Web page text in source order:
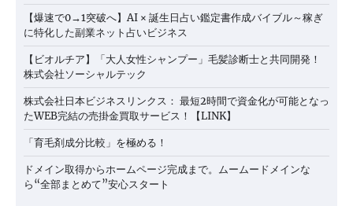
【爆速で0→1突破へ】AI × 誕生日占い鑑定書作成バイブル～稼ぎ
に特化した副業ネット占いビジネス
【ビオルチア】「大人女性シャンプー」毛髪診断士と共同開発！
株式会社ソーシャルテック
株式会社日本ビジネスリンクス： 最短2時間で資金化が可能となっ
たWEB完結の売掛金買取サービス！【LINK】
「育毛剤成分比較」を極める！
ドメイン取得からホームページ完成まで。ムームードメインな
ら“全部まとめて”安心スタート